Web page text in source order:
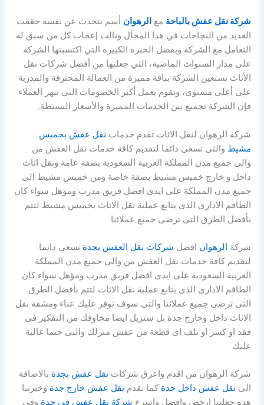
شركة نقل عفش بالباحة مع الرهوان أسم يتحدث عن نفسه حققت
العديد من النجاحات في هذا المجال ونالت إعجاب كل من سبق له
التعامل مع الشركة وبفضل الخبرة الكبيرة التي اكتسبتها الشركة
على مدار السنوات الماضية، التي جعلتها من أفضل شركات نقل
الأثاث تستعين الشركة بباقة مميزة من العمالة المحترفة والمدربة
على أعلى مستوى، وتقوم بعمل أكبر الخصومات التي تبهر العملاء
فإن الشركة تجميع بين الخدمات المميزة والأسعار البسيطة.
شركة الرهوان لنقل الاثاث تقدم خدمات نقل عفش بخميس
مشيط والتى تسعى دائما لتقديم كافة خدمات نقل العفش من
والى جميع مدن المملكة العربية السعودية بصفة عامة ونقل اثاث
داخل و خارج خميس مشيط بصفة خاصة ومن خميس مشيط الى
جميع مدن المملكة على ايدى افضل فريق مدرب ومؤهل سواء كان
الطاقم الادارى الذى يتابع عملية نقل الاثاث بخميس مشيط لتتم
بأفضل الطرق التى ترضى جميع عملائنا
شركة الرهوان افضل شركات نقل العفش بجدة تسعى دائما
لتقديم كافة خدمات نقل العفش من والى جميع مدن المملكة
العربية السعودية على ايدى افضل فريق مدرب ومؤهل سواء كان
الطاقم الادارى الذى يتابع عملية نقل الاثاث لتتم بأفضل الطرق
التى ترضى جميع عملائنا والتى سوف توفر عليك عناء ومشقة نقل
الاثاث داخل وخارج جدة بل ستزيل ايضا مخاوفك من التفكير فى
فقد او كسر او تلف اى قطعة من عفش منزلك والتى حتما غالية
عليك
شركة الرهوان من اقدم واعرق شركات نقل عفش بجدة بالاضافة
الى نقل عفش داخل جدة كما نقدم نقل عفش خارج جدة وخبرتنا
هذه جعلتنا ارخص وافضل واسرع شركة نقل عفش فى جدة وفى